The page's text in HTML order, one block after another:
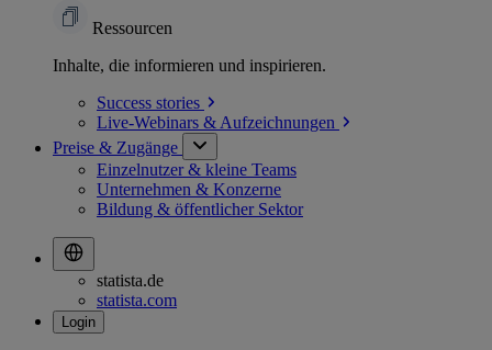
Ressourcen
Inhalte, die informieren und inspirieren.
Success stories
Live-Webinars & Aufzeichnungen
Preise & Zugänge
Einzelnutzer & kleine Teams
Unternehmen & Konzerne
Bildung & öffentlicher Sektor
statista.de
statista.com